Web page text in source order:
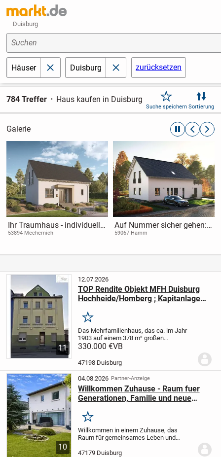
Duisburg
Suchen
Häuser schließenDuisburg schließenzurücksetzen
784 Treffer Haus kaufen in Duisburg
Suche speichern Sortierung
Galerie automatische
Ihr Traumhaus - individuell,
nachhaltig, modern!
53894 Mechernich
Auf Nummer sicher gehen:
Ein Neubau für eine
59067 Hamm
11
12.07.2026
TOP Rendite Objekt MFH Duisburg
Hochheide/Homberg ; Kapitanlage
Merken
Das Mehrfamilienhaus, das ca. im Jahr
1903 auf einem 378 m² großen
Grundstück erbaut wurde, verfügt über 7
komplett vermietet. Das
Mehrfamilienhaus bietet insgesamt...
330.000 €VB
47198 Duisburg
10
04.08.2026 Partner-Anzeige
Willkommen Zuhause - Raum fuer
Generationen, Familie und neue
Merken
Willkommen in einem Zuhause, das
Raum für gemeinsames Leben und
schafft.Manche Häuser bieten viel Platz.
47179 Duisburg